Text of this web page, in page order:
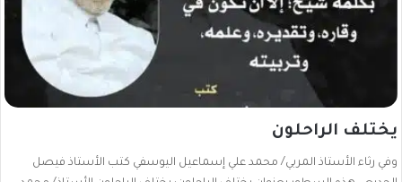
يختلف الراحلون
وفي رثاء الأستاذ المربي/ محمد علي إسماعيل اليوسفي كتب الأستاذ فيصل